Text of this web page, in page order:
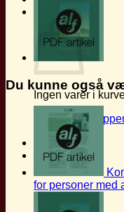
Kurv
Ingen varer i
Tilbage til
Du kunne også
for personer med